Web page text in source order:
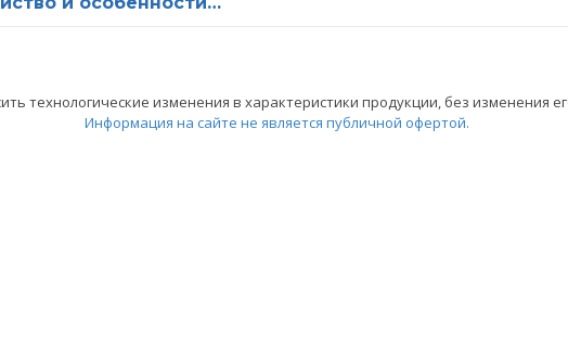
технологические изменения в характеристики продукции, без изменения
Информация на сайте не является публичной офертой.